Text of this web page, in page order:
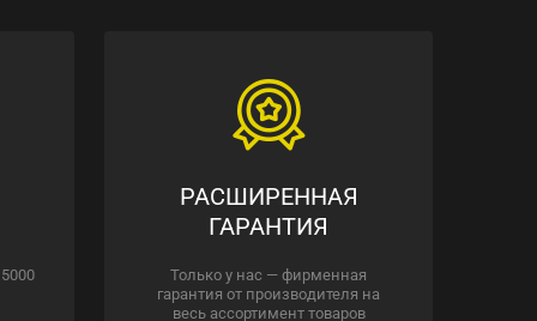
РАСШИРЕННАЯ
ГАРАНТИЯ
Только у нас — фирменная
гарантия от производителя на
весь ассортимент товаров